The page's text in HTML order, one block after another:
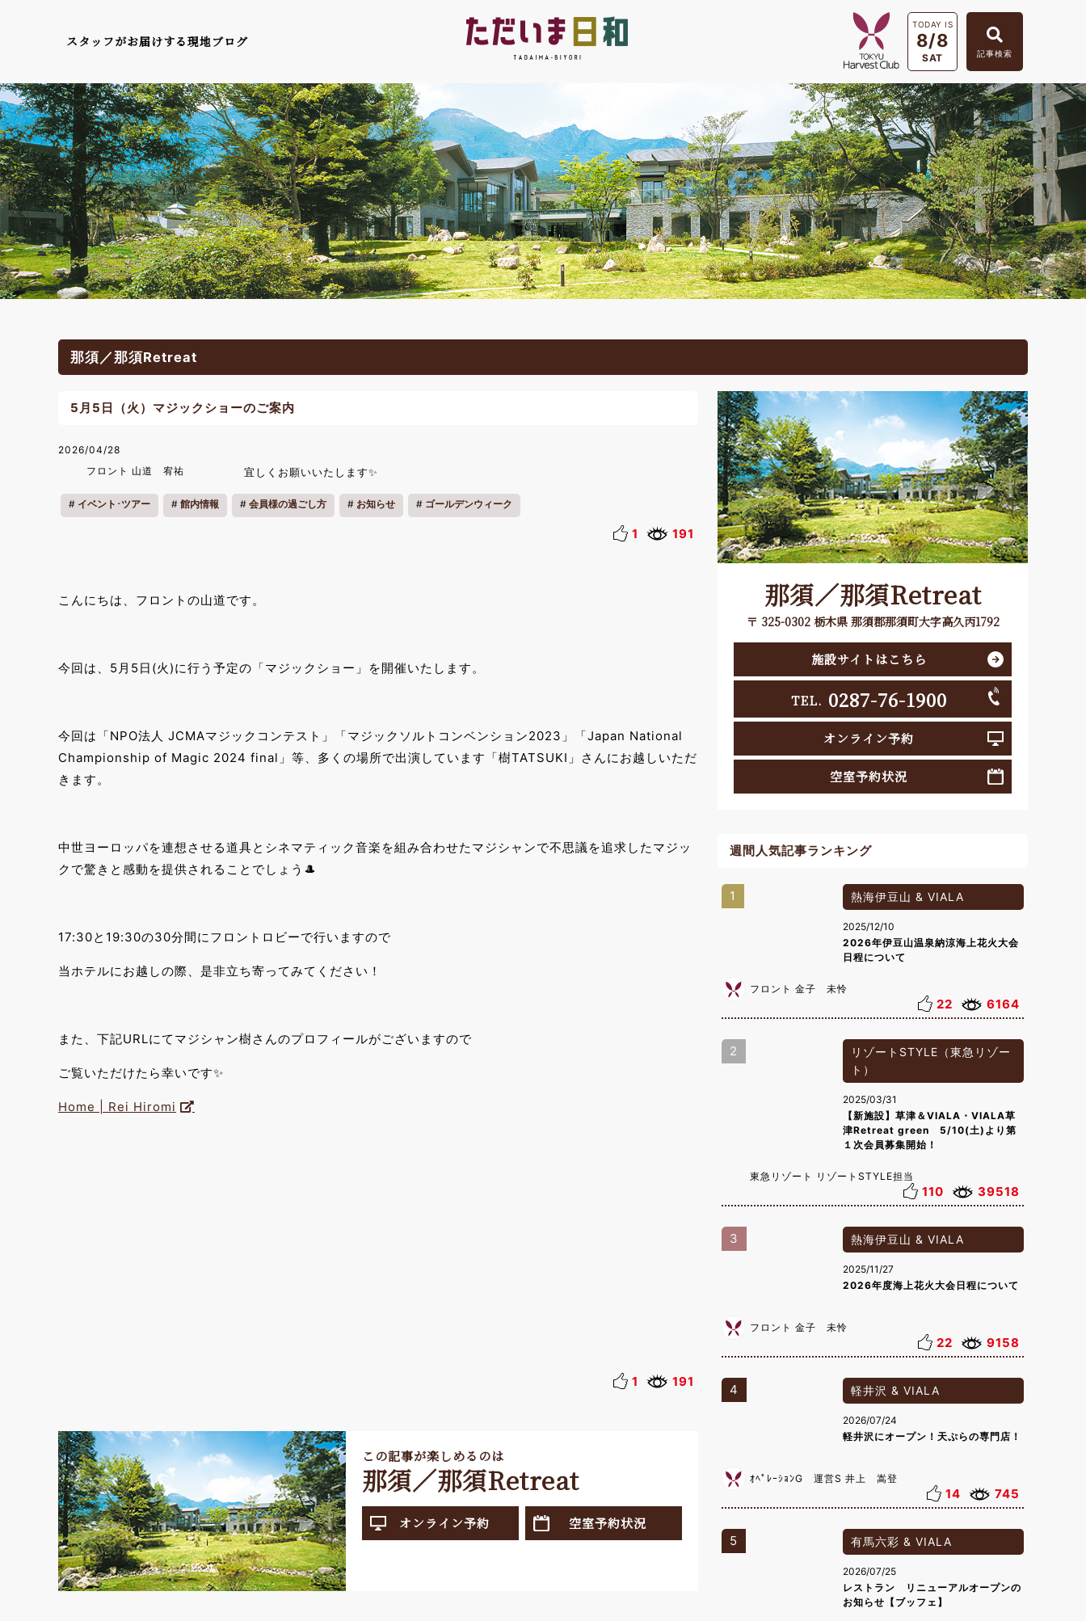
スタッフがお届けする現地ブログ
TODAY IS
8/8
SAT 記事検索
那須／那須Retreat
5月5日（火）マジックショーのご案内
2026/04/28
フロント 山道 宥祐
宜しくお願いいたします✨
イベント･ツアー 館内情報 会員様の過ごし方 お知らせ ゴールデンウィーク
1 191
こんにちは、フロントの山道です。
今回は、5月5日(火)に行う予定の「マジックショー」を開催いたします。
今回は「NPO法人 JCMAマジックコンテスト」「マジックソルトコンベンション2023」「Japan National
Championship of Magic 2024 final」等、多くの場所で出演しています「樹TATSUKI」さんにお越しいただ
きます。
中世ヨーロッパを連想させる道具とシネマティック音楽を組み合わせたマジシャンで不思議を追求したマジッ
クで驚きと感動を提供されることでしょう🎩
17:30と19:30の30分間にフロントロビーで行いますので
当ホテルにお越しの際、是非立ち寄ってみてください！
また、下記URLにてマジシャン樹さんのプロフィールがございますので
ご覧いただけたら幸いです✨
Home | Rei Hiromi
1 191
この記事が楽しめるのは
那須／那須Retreat
オンライン予約 空室予約状況
那須／那須Retreat
〒 325-0302 栃木県 那須郡那須町大字高久丙1792
施設サイトはこちら
TEL. 0287-76-1900
オンライン予約
空室予約状況
週間人気記事ランキング
1 熱海伊豆山 & VIALA
2025/12/10
2026年伊豆山温泉納涼海上花火大会
日程について
フロント 金子 未怜
22 6164
2
リゾートSTYLE（東急リゾー
ト）
2025/03/31
【新施設】草津＆VIALA・VIALA草
津Retreat green 5/10(土)より第
１次会員募集開始！
東急リゾート リゾートSTYLE担当
110 39518
3 熱海伊豆山 & VIALA
2025/11/27
2026年度海上花火大会日程について
フロント 金子 未怜
22 9158
4 軽井沢 & VIALA
2026/07/24
軽井沢にオープン！天ぷらの専門店！
ｵﾍﾟﾚｰｼｮﾝG 運営S 井上 嵩登
14 745
5 有馬六彩 & VIALA
2026/07/25
レストラン リニューアルオープンの
お知らせ【ブッフェ】